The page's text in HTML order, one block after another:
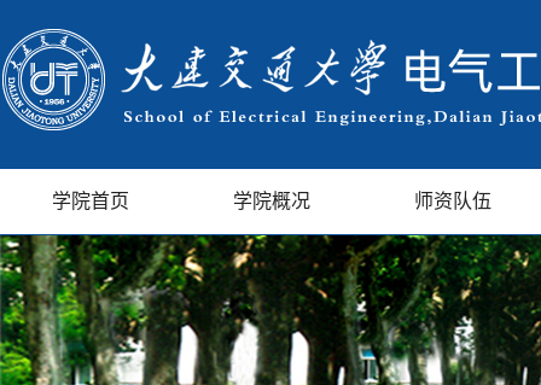
学院首页 学院概况 师资队伍